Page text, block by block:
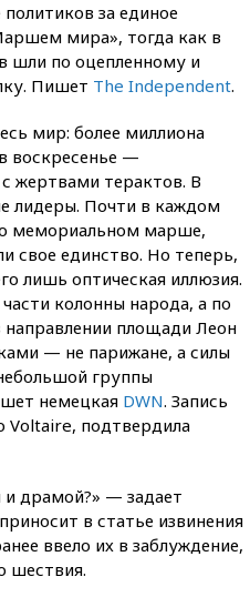
за единое
мира», тогда как в
шли по оцепленному и
Пишет The Independent.
мир: более миллиона
воскресенье —
жертвами терактов. В
лидеры. Почти в каждом
мемориальном марше,
свое единство. Но теперь,
лишь оптическая иллюзия.
колонны народа, а по
площади Леон
— не парижане, а силы
группы
немецкая DWN. Запись
Voltaire, подтвердила
и драмой?» — задает
в статье извинения
ввело их в заблуждение,
шествия.